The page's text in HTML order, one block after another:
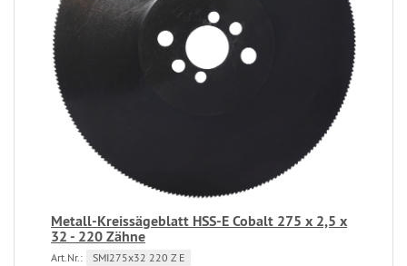
Metall-Kreissägeblatt HSS-E Cobalt 275 x 2,5 x
32 - 220 Zähne
Art.Nr.:
SMI275x32 220 Z E